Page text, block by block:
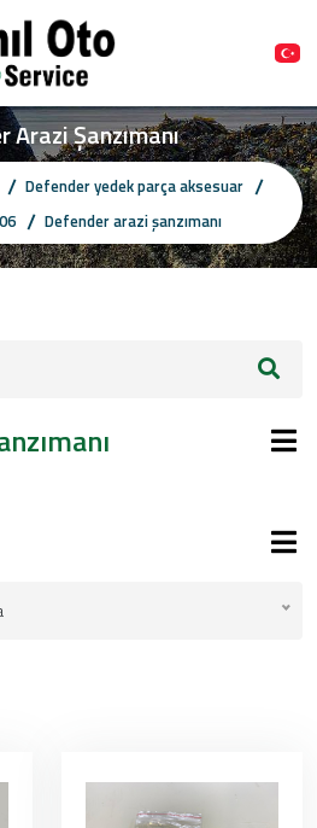
Arazi Şanzımanı
Defender yedek parça aksesuar
Defender arazi şanzımanı